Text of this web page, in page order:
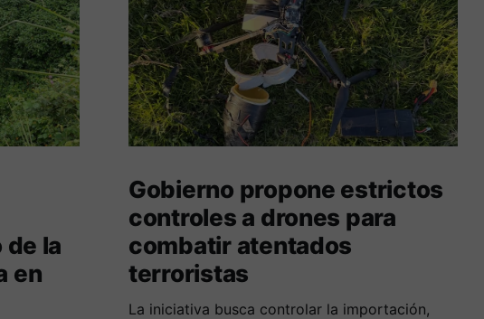
la
en
Gobierno propone estrictos
controles a drones para
combatir atentados
terroristas
La iniciativa busca controlar la importación,